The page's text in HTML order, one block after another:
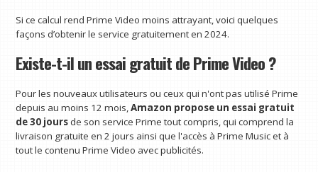
Si ce calcul rend Prime Video moins attrayant, voici quelques
façons d’obtenir le service gratuitement en 2024.
Existe-t-il un essai gratuit de Prime Video ?
Pour les nouveaux utilisateurs ou ceux qui n'ont pas utilisé Prime
depuis au moins 12 mois,Amazon propose un essai gratuit
de 30 joursde son service Prime tout compris, qui comprend la
livraison gratuite en 2 jours ainsi que l'accès à Prime Music et à
tout le contenu Prime Video avec publicités.